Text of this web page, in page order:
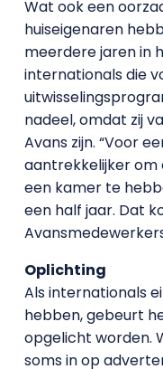
Wat ook een
huiseigenaren
meerdere jaren in
internationals die
nadeel, omdat zij
Avans zijn. “Voor
aantrekkelijker om
een kamer te
een half jaar. Dat
Oplichting
Als internationals
hebben, gebeurt
opgelicht worden.
soms in op